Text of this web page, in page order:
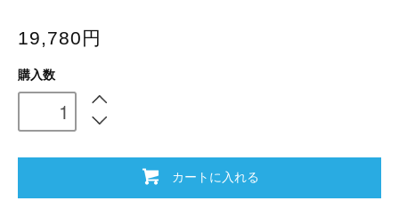
19,780円
購入数
カートに入れる